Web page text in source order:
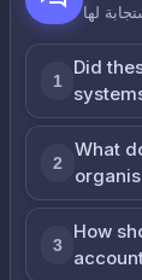
لها
1
Did
2
What
3
How